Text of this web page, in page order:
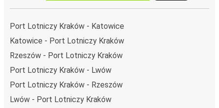
Podróż autobusemma mniejszy wpływ na środowisko
niż podróż samochodem czy samolotem. Stale pracujemy
stosując wysokie standardy środowiskowe w całej naszej
flocie autobusów, wykorzystując alternatywne
technologie napędu i paliwa oraz oferując wszystkim
pasażerom możliwość zrekompensowania emisji
Średni kosztpodróży autobusem na trasie Port Lotniczy
Port Lotniczy Kraków - Katowice
Katowice - Port Lotniczy Kraków
Rzeszów - Port Lotniczy Kraków
Port Lotniczy Kraków - Lwów
Port Lotniczy Kraków - Rzeszów
Lwów - Port Lotniczy Kraków